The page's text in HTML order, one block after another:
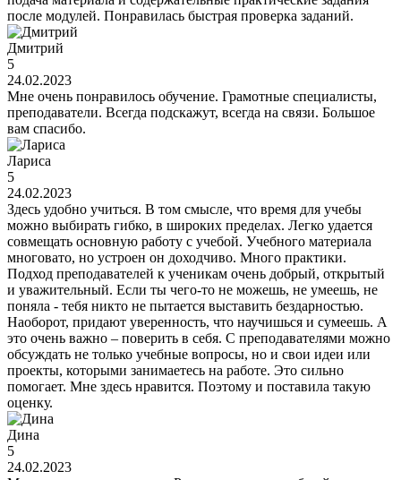
после модулей. Понравилась быстрая проверка заданий.
Дмитрий
5
24.02.2023
Мне очень понравилось обучение. Грамотные специалисты,
преподаватели. Всегда подскажут, всегда на связи. Большое
вам спасибо.
Лариса
5
24.02.2023
Здесь удобно учиться. В том смысле, что время для учебы
можно выбирать гибко, в широких пределах. Легко удается
совмещать основную работу с учебой. Учебного материала
многовато, но устроен он доходчиво. Много практики.
Подход преподавателей к ученикам очень добрый, открытый
и уважительный. Если ты чего-то не можешь, не умеешь, не
поняла - тебя никто не пытается выставить бездарностью.
Наоборот, придают уверенность, что научишься и сумеешь. А
это очень важно – поверить в себя. С преподавателями можно
обсуждать не только учебные вопросы, но и свои идеи или
проекты, которыми занимаетесь на работе. Это сильно
помогает. Мне здесь нравится. Поэтому и поставила такую
оценку.
Дина
5
24.02.2023